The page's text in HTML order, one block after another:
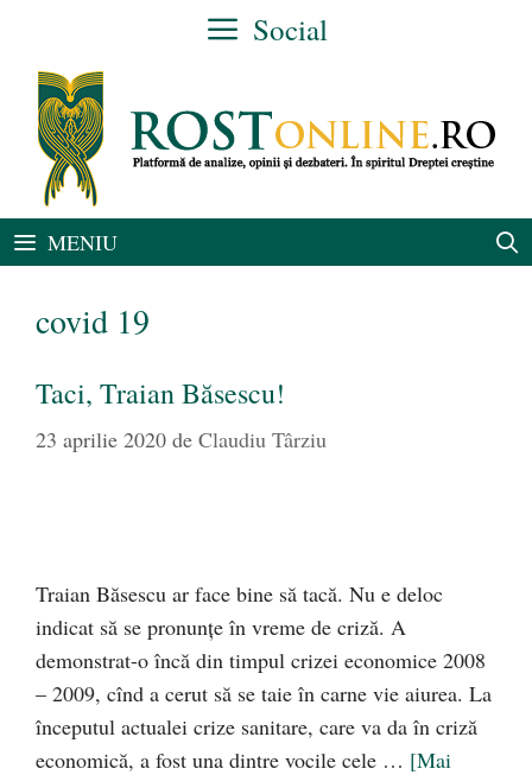
conținut
Social
MENIU
covid 19
Taci, Traian Băsescu!
23 aprilie 2020 de Claudiu Târziu
Traian Băsescu ar face bine să tacă. Nu e deloc
indicat să se pronunțe în vreme de criză. A
demonstrat-o încă din timpul crizei economice 2008
– 2009, cînd a cerut să se taie în carne vie aiurea. La
începutul actualei crize sanitare, care va da în criză
economică, a fost una dintre vocile cele … [Mai